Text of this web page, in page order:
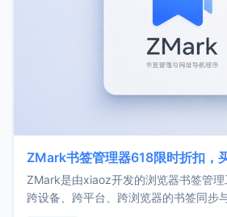
ZMark书签管理器618限时折扣，
ZMark是由xiaoz开发的浏览器书签管理
跨设备、跨平台、跨浏览器的书签同步